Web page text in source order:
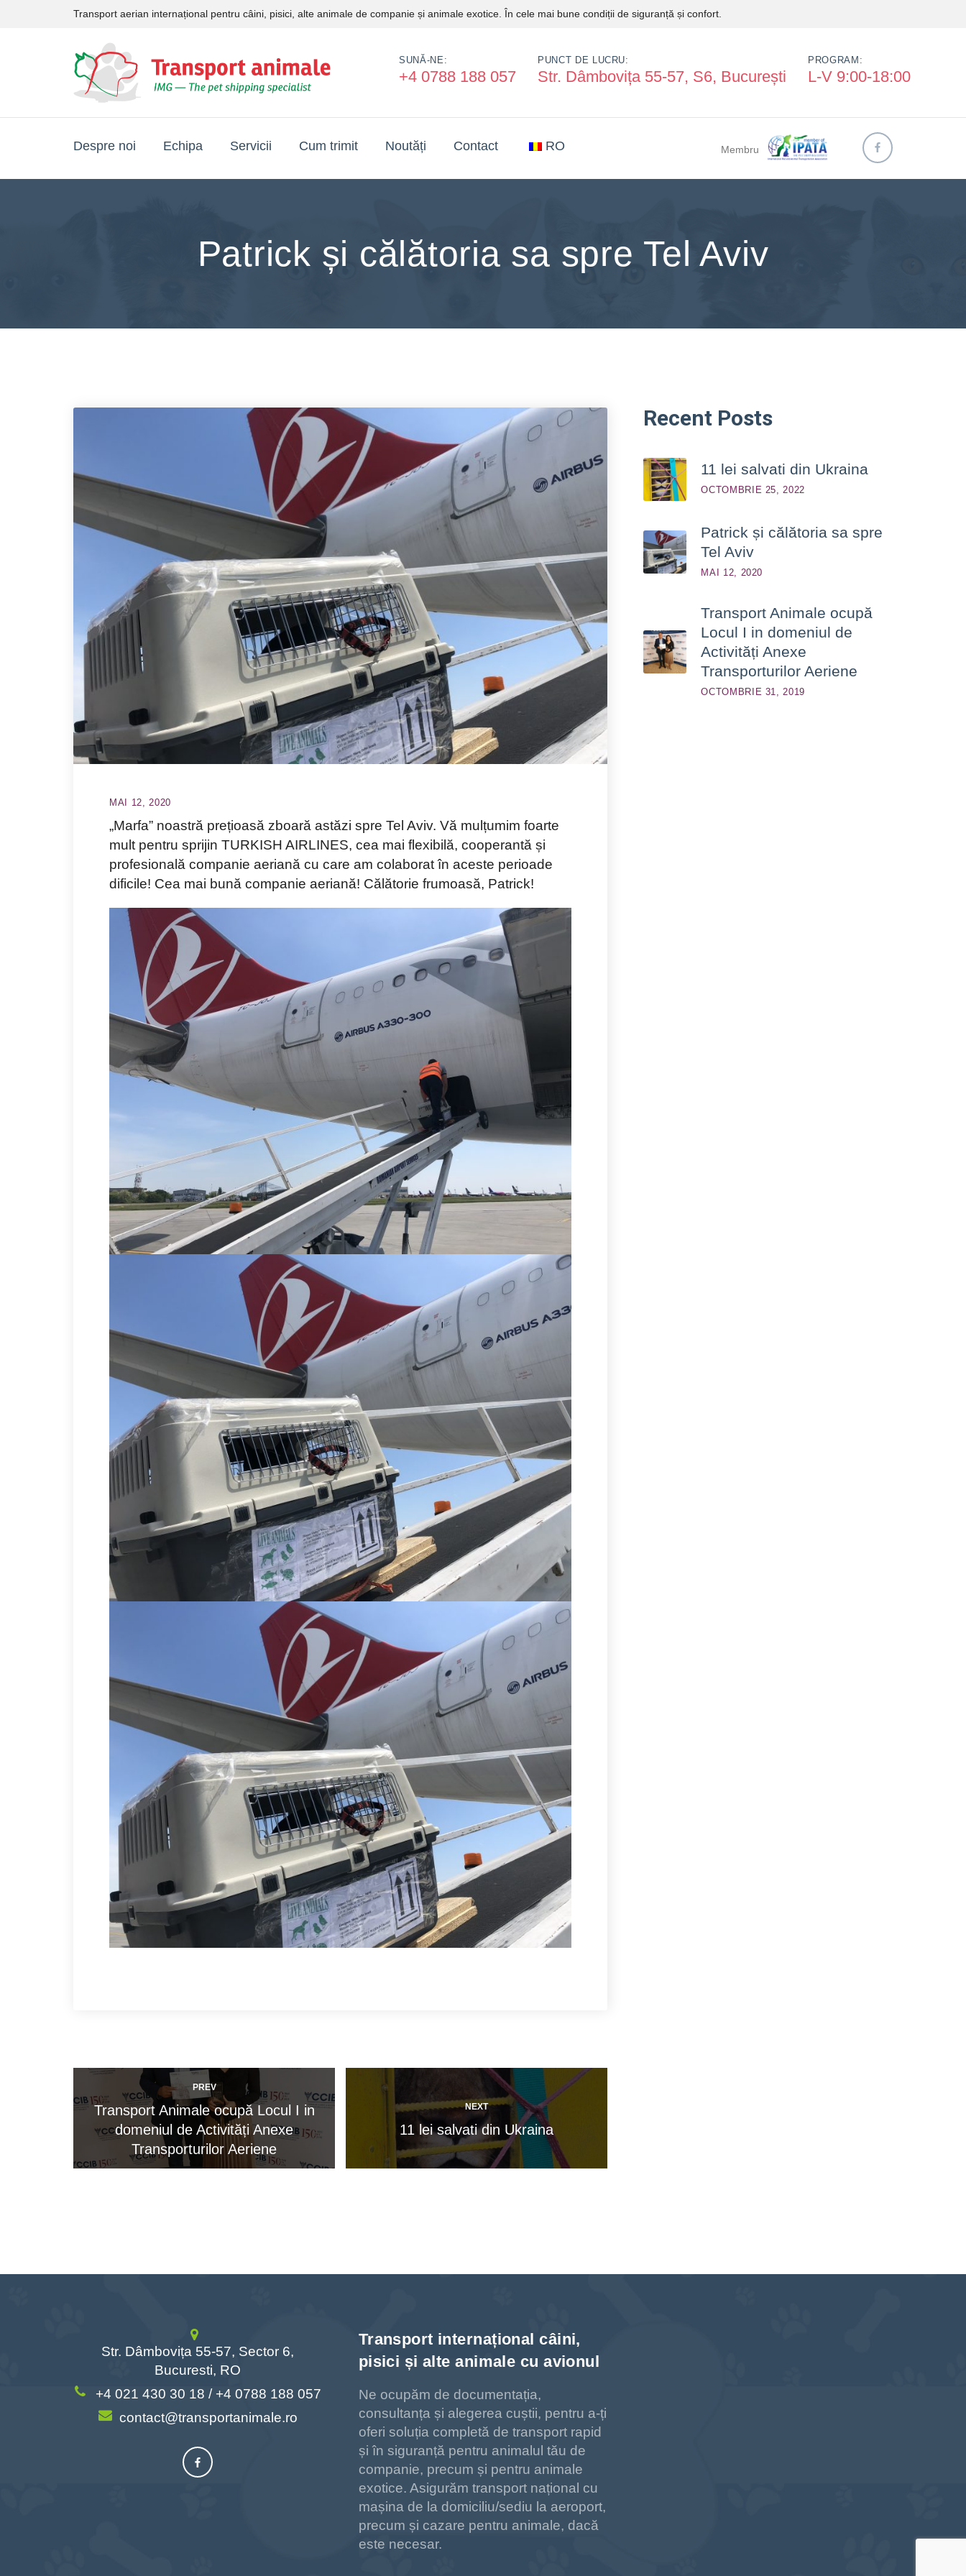
Transport aerian internațional pentru câini, pisici, alte animale de companie și animale exotice. În cele mai bune condiții de siguranță și confort.
SUNĂ-NE:
+4 0788 188 057
PUNCT DE LUCRU:
Str. Dâmbovița 55-57, S6, București
PROGRAM:
L-V 9:00-18:00
Despre noi Echipa Servicii Cum trimit Noutăți Contact RO Membru
Patrick și călătoria sa spre Tel Aviv
MAI 12, 2020
„Marfa” noastră prețioasă zboară astăzi spre Tel Aviv. Vă mulțumim foarte
mult pentru sprijin TURKISH AIRLINES, cea mai flexibilă, cooperantă și
profesională companie aeriană cu care am colaborat în aceste perioade
dificile! Cea mai bună companie aeriană! Călătorie frumoasă, Patrick!
PREV
Transport Animale ocupă Locul I in
domeniul de Activități Anexe
Transporturilor Aeriene
NEXT
11 lei salvati din Ukraina
Recent Posts
11 lei salvati din Ukraina
OCTOMBRIE 25, 2022
Patrick și călătoria sa spre
Tel Aviv
MAI 12, 2020
Transport Animale ocupă
Locul I in domeniul de
Activități Anexe
Transporturilor Aeriene
OCTOMBRIE 31, 2019
Str. Dâmbovița 55-57, Sector 6,
Bucuresti, RO
+4 021 430 30 18 / +4 0788 188 057
contact@transportanimale.ro
Transport internațional câini,
pisici și alte animale cu avionul
Ne ocupăm de documentația,
consultanța și alegerea cuștii, pentru a-ți
oferi soluția completă de transport rapid
și în siguranță pentru animalul tău de
companie, precum și pentru animale
exotice. Asigurăm transport național cu
mașina de la domiciliu/sediu la aeroport,
precum și cazare pentru animale, dacă
este necesar.